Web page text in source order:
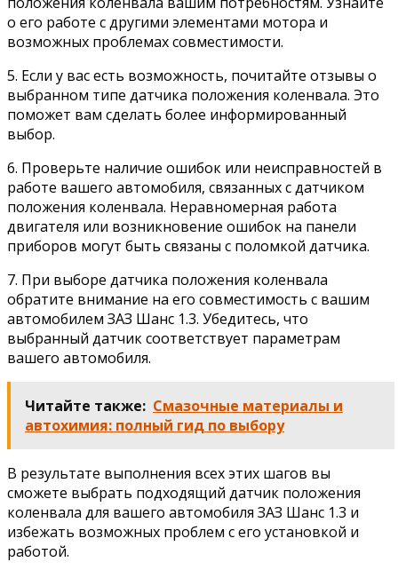
о его работе с другими элементами мотора и
возможных проблемах совместимости.
5. Если у вас есть возможность, почитайте отзывы о
выбранном типе датчика положения коленвала. Это
поможет вам сделать более информированный
выбор.
6. Проверьте наличие ошибок или неисправностей в
работе вашего автомобиля, связанных с датчиком
положения коленвала. Неравномерная работа
двигателя или возникновение ошибок на панели
приборов могут быть связаны с поломкой датчика.
7. При выборе датчика положения коленвала
обратите внимание на его совместимость с вашим
автомобилем ЗАЗ Шанс 1.3. Убедитесь, что
выбранный датчик соответствует параметрам
вашего автомобиля.
Читайте также: Смазочные материалы и
автохимия: полный гид по выбору
В результате выполнения всех этих шагов вы
сможете выбрать подходящий датчик положения
коленвала для вашего автомобиля ЗАЗ Шанс 1.3 и
избежать возможных проблем с его установкой и
работой.